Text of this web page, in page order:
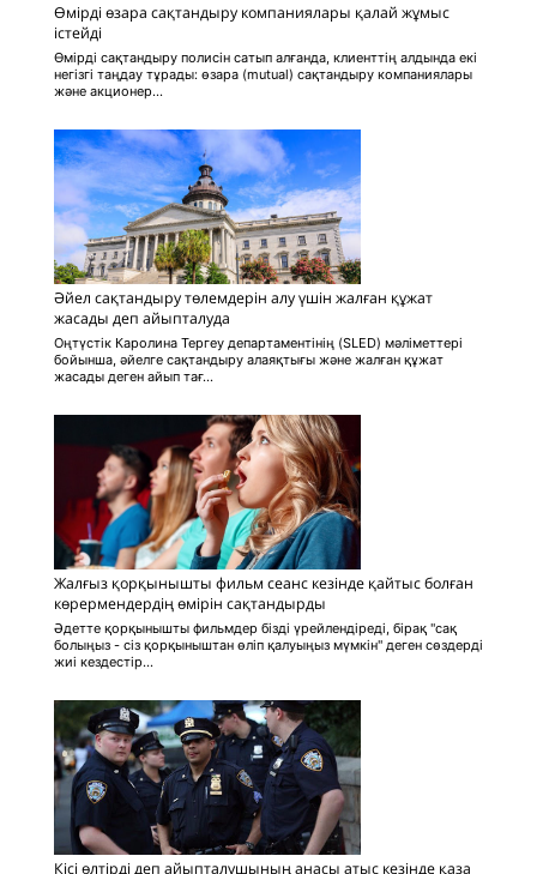
Өмірді өзара сақтандыру компаниялары қалай жұмыс
істейді
Өмірді сақтандыру полисін сатып алғанда, клиенттің алдында екі
негізгі таңдау тұрады: өзара (mutual) сақтандыру компаниялары
және акционер...
Әйел сақтандыру төлемдерін алу үшін жалған құжат
жасады деп айыпталуда
Оңтүстік Каролина Тергеу департаментінің (SLED) мәліметтері
бойынша, әйелге сақтандыру алаяқтығы және жалған құжат
жасады деген айып тағ...
Жалғыз қорқынышты фильм сеанс кезінде қайтыс болған
көрермендердің өмірін сақтандырды
Әдетте қорқынышты фильмдер бізді үрейлендіреді, бірақ "сақ
болыңыз - сіз қорқыныштан өліп қалуыңыз мүмкін" деген сөздерді
жиі кездестір...
Кісі өлтірді деп айыпталушының анасы атыс кезінде қаза